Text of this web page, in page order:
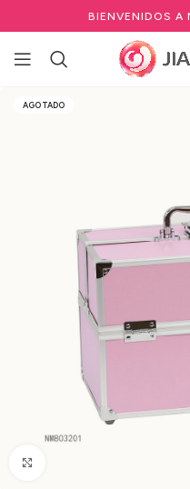
BIENVENIDOS A
Inicio Nececeres y Maletas
AGOTADO